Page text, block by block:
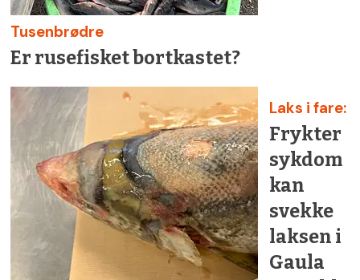
Tusenbrødre
Er rusefisket bortkastet?
Laks i fare:
Frykter
sykdom
kan
svekke
laksen i
Gaula